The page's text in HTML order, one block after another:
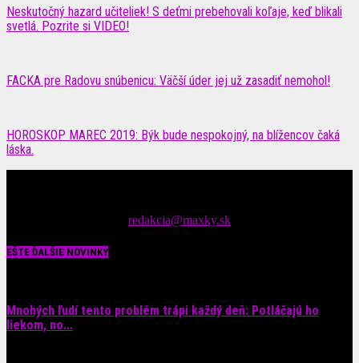
Neskutočný hazard učiteliek! S deťmi prebehovali koľaje, keď blikali
svetlá. Pozrite si VIDEO!
FACKA pre Radovu snúbenicu: Väčší úder jej už zasadiť nemohol!
HOROSKOP MAREC 2019: Býk bude nespokojný, na blížencov čaká
láska.
redakcia@maxky.sk
EŠTE ĎALŠIE NOVINKY
Mnohých ľudí tento problém trápi každý deň: Potláčajú ho
liekom, no...